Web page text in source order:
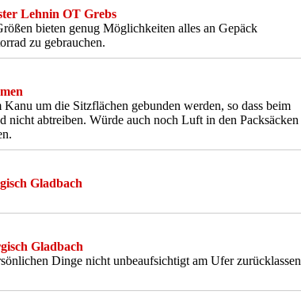
Lehnin OT Grebs
bieten genug Möglichkeiten alles an Gepäck
zu gebrauchen.
um die Sitzflächen gebunden werden, so dass beim
nicht abtreiben. Würde auch noch Luft in den Packsäcken
Gladbach
Gladbach
Dinge nicht unbeaufsichtigt am Ufer zurücklassen